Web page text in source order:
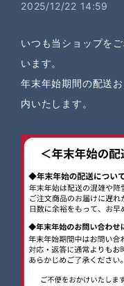
2025/12/22 14:59
いつも当ショップを
います。
年末年始期間の配送
内いたします。